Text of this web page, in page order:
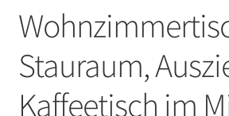
Stauraum,
Kaffeetisch im